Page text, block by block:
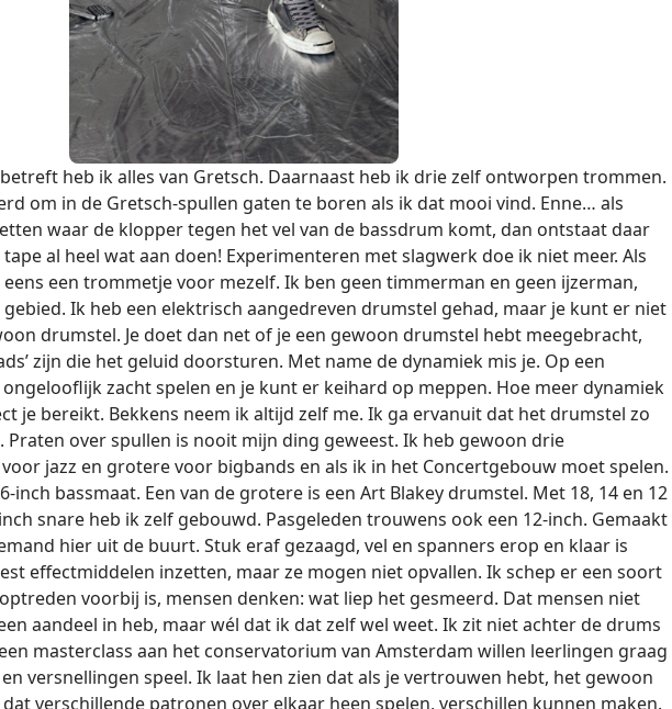
betreft heb ik alles van Gretsch. Daarnaast heb ik drie zelf ontworpen trommen.
om in de Gretsch-spullen gaten te boren als ik dat mooi vind. Enne… als
waar de klopper tegen het vel van de bassdrum komt, dan ontstaat daar
al heel wat aan doen! Experimenteren met slagwerk doe ik niet meer. Als
een trommetje voor mezelf. Ik ben geen timmerman en geen ijzerman,
Ik heb een elektrisch aangedreven drumstel gehad, maar je kunt er niet
drumstel. Je doet dan net of je een gewoon drumstel hebt meegebracht,
zijn die het geluid doorsturen. Met name de dynamiek mis je. Op een
zacht spelen en je kunt er keihard op meppen. Hoe meer dynamiek
je bereikt. Bekkens neem ik altijd zelf me. Ik ga ervanuit dat het drumstel zo
Praten over spullen is nooit mijn ding geweest. Ik heb gewoon drie
jazz en grotere voor bigbands en als ik in het Concertgebouw moet spelen.
inch bassmaat. Een van de grotere is een Art Blakey drumstel. Met 18, 14 en 12
snare heb ik zelf gebouwd. Pasgeleden trouwens ook een 12-inch. Gemaakt
hier uit de buurt. Stuk eraf gezaagd, vel en spanners erop en klaar is
effectmiddelen inzetten, maar ze mogen niet opvallen. Ik schep er een soort
voorbij is, mensen denken: wat liep het gesmeerd. Dat mensen niet
aandeel in heb, maar wél dat ik dat zelf wel weet. Ik zit niet achter de drums
masterclass aan het conservatorium van Amsterdam willen leerlingen graag
versnellingen speel. Ik laat hen zien dat als je vertrouwen hebt, het gewoon
verschillende patronen over elkaar heen spelen, verschillen kunnen maken.